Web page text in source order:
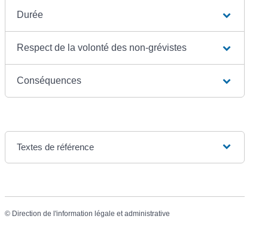
Durée
Respect de la volonté des non-grévistes
Conséquences
Textes de référence
© Direction de l'information légale et administrative